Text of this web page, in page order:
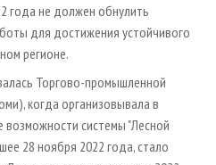
года не должен обнулить
для достижения устойчивого
регионе.
Торгово-промышленной
когда организовывала в
системы "Лесной
28 ноября 2022 года, стало